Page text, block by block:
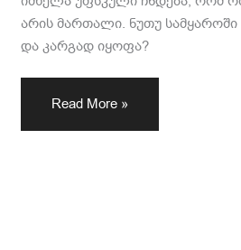
არის მართალი. ნუთუ
და კარგად იყოფა?
Read More »